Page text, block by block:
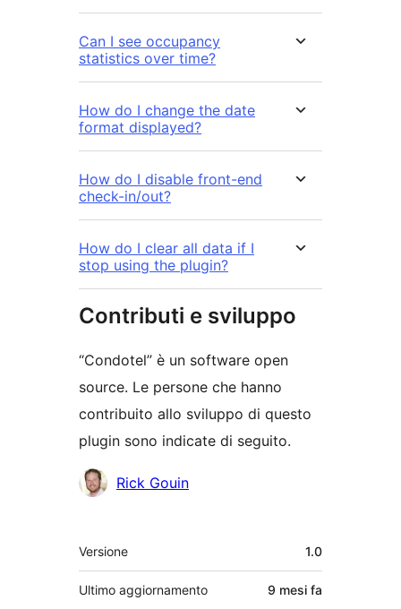
Can I see occupancy
statistics over time?
How do I change the date
format displayed?
How do I disable front-end
check-in/out?
How do I clear all data if I
stop using the plugin?
Contributi e sviluppo
“Condotel” è un software open
source. Le persone che hanno
contribuito allo sviluppo di questo
plugin sono indicate di seguito.
Collaboratori
Rick Gouin
Meta
Versione 1.0
Ultimo aggiornamento 9 mesi fa